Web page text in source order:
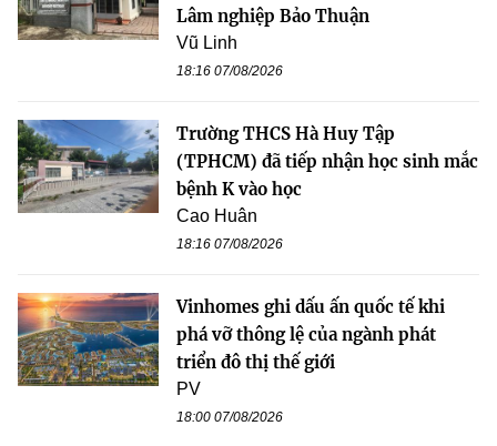
Lâm nghiệp Bảo Thuận
Vũ Linh
18:16 07/08/2026
Trường THCS Hà Huy Tập
(TPHCM) đã tiếp nhận học sinh mắc
bệnh K vào học
Cao Huân
18:16 07/08/2026
Vinhomes ghi dấu ấn quốc tế khi
phá vỡ thông lệ của ngành phát
triển đô thị thế giới
PV
18:00 07/08/2026